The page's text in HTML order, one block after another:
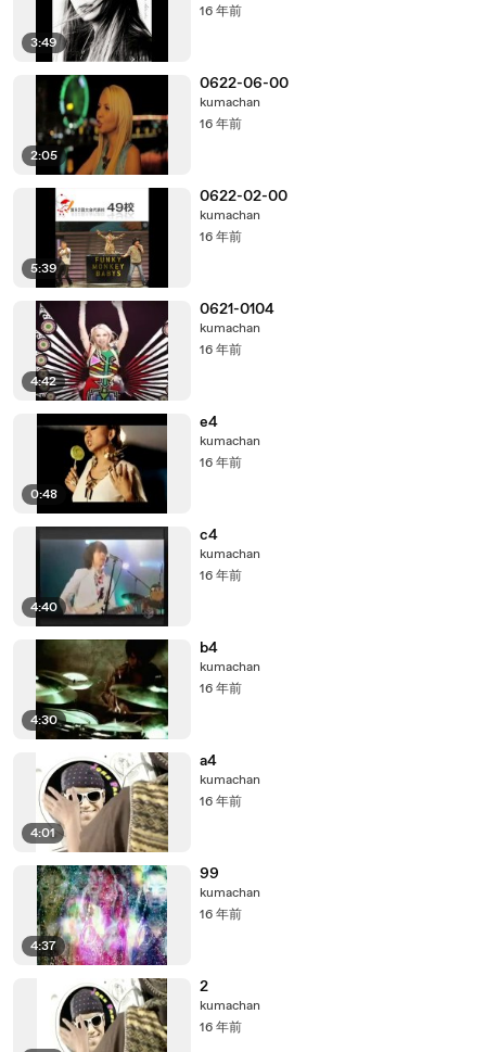
3:49
16 年前
2:05
0622-06-00
kumachan
16 年前
5:39
0622-02-00
kumachan
16 年前
4:42
0621-0104
kumachan
16 年前
0:48
e4
kumachan
16 年前
4:40
c4
kumachan
16 年前
4:30
b4
kumachan
16 年前
4:01
a4
kumachan
16 年前
4:37
99
kumachan
16 年前
2
kumachan
16 年前